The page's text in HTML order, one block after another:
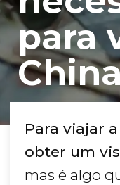
para
Para viajar
obter um
mas é algo